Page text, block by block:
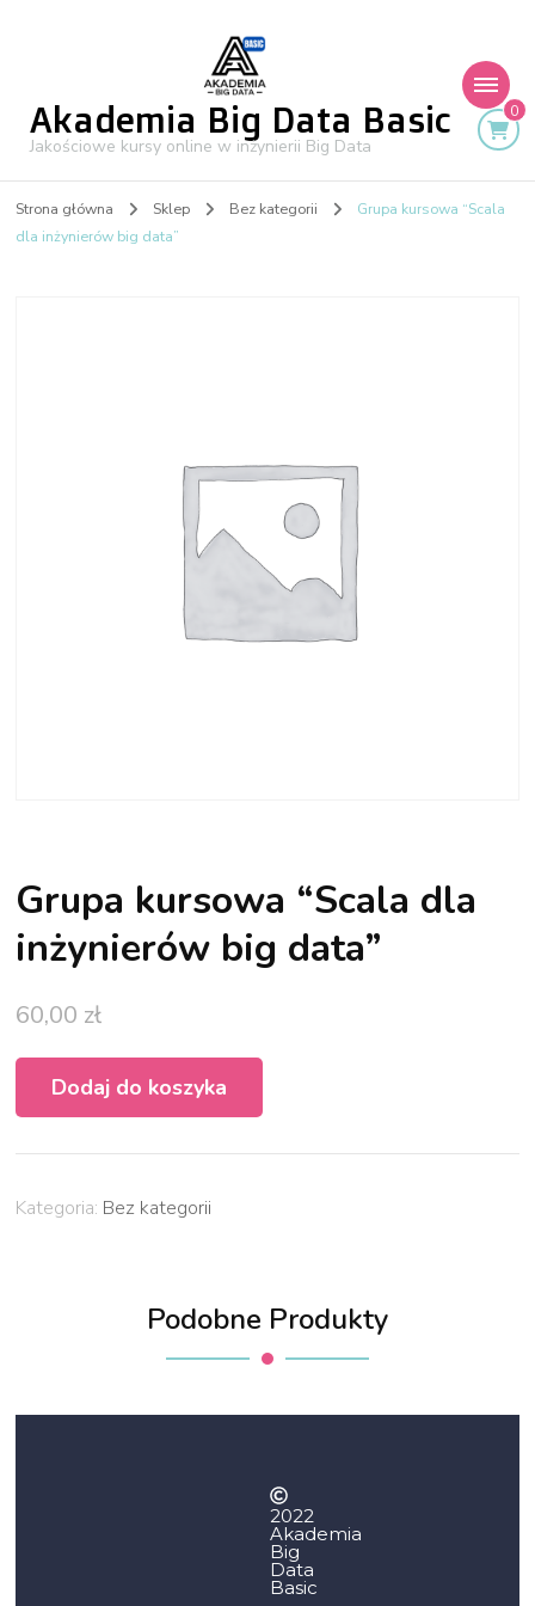
Akademia Big Data Basic
Jakościowe kursy online w inżynierii Big Data
0
Strona główna Sklep Bez kategorii
Grupa kursowa “Scala
dla inżynierów big data”
Grupa kursowa “Scala dla
inżynierów big data”
60,00 zł
Dodaj do koszyka
Kategoria: Bez kategorii
Podobne Produkty
2022
Akademia
Big
Data
Basic